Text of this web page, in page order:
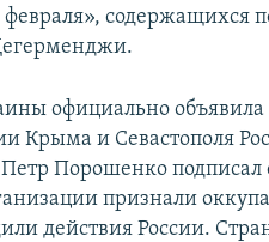
февраля», содержащихся
официально объявила
Крыма и Севастополя
Порошенко подписал
признали
действия России.